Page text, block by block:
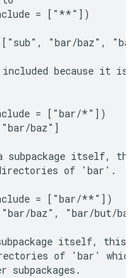
= ["**"])
"bar/baz",
because it is
= ["bar/*"])
baz"]
itself, this
of 'bar'.
= ["bar/**"])
baz", "bar/but/
itself, this
of 'bar'
subpackages.